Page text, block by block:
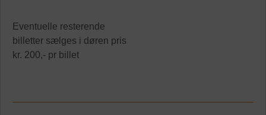
Eventuelle resterende
billetter sælges i døren pris
kr. 200,- pr billet